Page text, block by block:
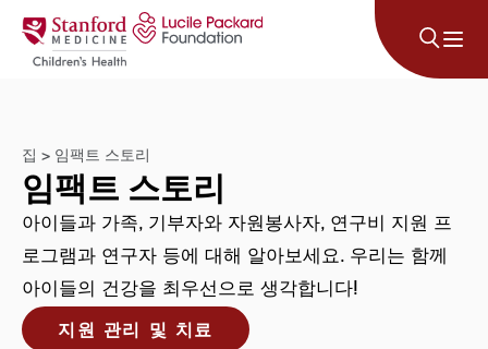
콘텐츠로 건너뛰기
집 > 임팩트 스토리
임팩트 스토리
아이들과 가족, 기부자와 자원봉사자, 연구비 지원 프
로그램과 연구자 등에 대해 알아보세요. 우리는 함께
아이들의 건강을 최우선으로 생각합니다!
지원 관리 및 치료